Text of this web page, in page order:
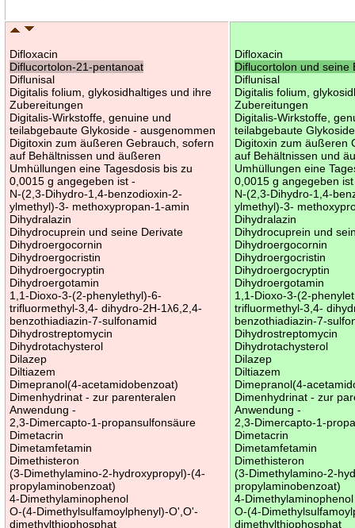
Difloxacin
Diflucortolon-21-pentanoat
Diflunisal
Digitalis folium, glykosidhaltiges und ihre
Zubereitungen
Digitalis-Wirkstoffe, genuine und
teilabgebaute Glykoside - ausgenommen
Digitoxin zum äußeren Gebrauch, sofern
auf Behältnissen und äußeren
Umhüllungen eine Tagesdosis bis zu
0,0015 g angegeben ist -
N-(2,3-Dihydro-1,4-benzodioxin-2-
ylmethyl)-3- methoxypropan-1-amin
Dihydralazin
Dihydrocuprein und seine Derivate
Dihydroergocornin
Dihydroergocristin
Dihydroergocryptin
Dihydroergotamin
1,1-Dioxo-3-(2-phenylethyl)-6-
trifluormethyl-3,4- dihydro-2H-1λ6,2,4-
benzothiadiazin-7-sulfonamid
Dihydrostreptomycin
Dihydrotachysterol
Dilazep
Diltiazem
Dimepranol(4-acetamidobenzoat)
Dimenhydrinat - zur parenteralen
Anwendung -
2,3-Dimercapto-1-propansulfonsäure
Dimetacrin
Dimetamfetamin
Dimethisteron
(3-Dimethylamino-2-hydroxypropyl)-(4-
propylaminobenzoat)
4-Dimethylaminophenol
O-(4-Dimethylsulfamoylphenyl)-O',O'-
dimethylthiophosphat
Difloxacin
Diflucortolon und seine
Diflunisal
Digitalis folium,
Zubereitungen
Digitalis-Wirkstoffe,
teilabgebaute
Digitoxin zum äußeren
auf Behältnissen und
Umhüllungen eine
0,0015 g angegeben
N-(2,3-Dihydro-1,4-
ylmethyl)-3-
Dihydralazin
Dihydrocuprein und
Dihydroergocornin
Dihydroergocristin
Dihydroergocryptin
Dihydroergotamin
1,1-Dioxo-3-(2-
trifluormethyl-3,4-
benzothiadiazin-7-
Dihydrostreptomycin
Dihydrotachysterol
Dilazep
Diltiazem
Dimepranol(4-
Dimenhydrinat - zur
Anwendung -
2,3-Dimercapto-1-
Dimetacrin
Dimetamfetamin
Dimethisteron
(3-Dimethylamino-2-
propylaminobenzoat)
4-Dimethylaminophenol
O-(4-
dimethylthiophosphat